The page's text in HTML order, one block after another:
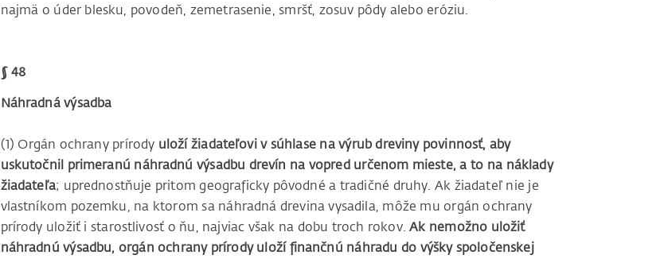
najmä o úder blesku, povodeň, zemetrasenie, smršť, zosuv pôdy alebo eróziu.
§ 48
Náhradná výsadba
(1) Orgán ochrany prírody uloží žiadateľovi v súhlase na výrub dreviny povinnosť, aby
uskutočnil primeranú náhradnú výsadbu drevín na vopred určenom mieste, a to na náklady
žiadateľa; uprednostňuje pritom geograficky pôvodné a tradičné druhy. Ak žiadateľ nie je
vlastníkom pozemku, na ktorom sa náhradná drevina vysadila, môže mu orgán ochrany
prírody uložiť i starostlivosť o ňu, najviac však na dobu troch rokov.Ak nemožno uložiť
náhradnú výsadbu, orgán ochrany prírody uloží finančnú náhradu do výšky spoločenskej